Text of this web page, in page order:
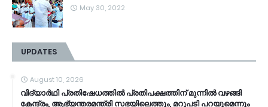
May 30, 2022
UPDATES
August 10, 2026
വിദ്യാർഥി പ്രതിഷേധത്തിൽ പ്രതിപക്ഷത്തിന് മുന്നിൽ വഴങ്ങി
കേന്ദ്രം, ആഭ്യന്തരമന്ത്രി സഭയിലെത്തും, മറുപടി പറയുമെന്നും